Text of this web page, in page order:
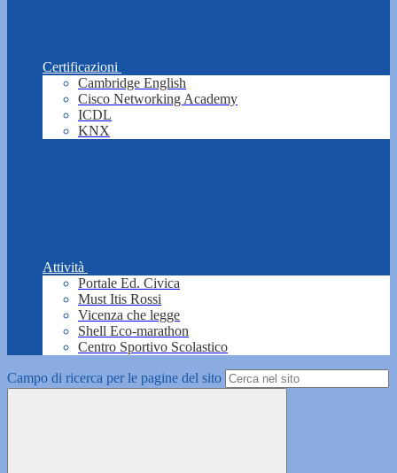
Certificazioni
Cambridge English
Cisco Networking Academy
ICDL
KNX
Attività
Portale Ed. Civica
Must Itis Rossi
Vicenza che legge
Shell Eco-marathon
Centro Sportivo Scolastico
Campo di ricerca per le pagine del sito